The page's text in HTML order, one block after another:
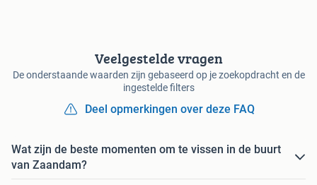
Veelgestelde vragen
De onderstaande waarden zijn gebaseerd op je zoekopdracht en de
ingestelde filters
Deel opmerkingen over deze FAQ
Wat zijn de beste momenten om te vissen in de buurt
van Zaandam?